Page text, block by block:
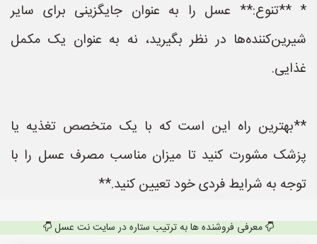
* **تنوع:** عسل را به عنوان جایگزینی برای سایر
شیرین‌کننده‌ها در نظر بگیرید، نه به عنوان یک مکمل
غذایی.
**بهترین راه این است که با یک متخصص تغذیه یا
پزشک مشورت کنید تا میزان مناسب مصرف عسل را با
توجه به شرایط فردی خود تعیین کنید.**
معرفی فروشنده ها به ترتیب ستاره در سایت نت عسل